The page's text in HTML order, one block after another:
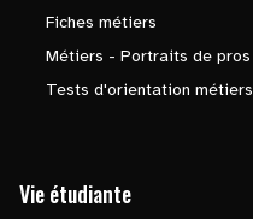
Fiches métiers
Métiers - Portraits de pros
Tests d'orientation métiers
Vie étudiante